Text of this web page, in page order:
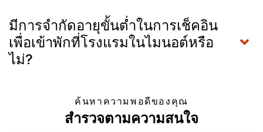
มีการจำกัดอายุขั้นต่ำในการเช็คอิน
เพื่อเข้าพักที่โรงแรมในไมนอต์หรือ
ไม่?
ค้นหาความพอดีของคุณ
สำรวจตามความสนใจ